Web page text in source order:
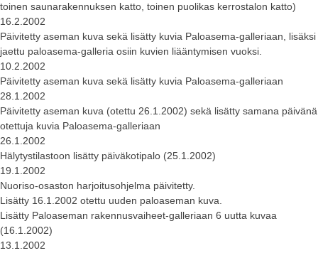
toinen saunarakennuksen katto, toinen puolikas kerrostalon katto)
16.2.2002
Päivitetty aseman kuva sekä lisätty kuvia Paloasema-galleriaan, lisäksi
jaettu paloasema-galleria osiin kuvien liääntymisen vuoksi.
10.2.2002
Päivitetty aseman kuva sekä lisätty kuvia Paloasema-galleriaan
28.1.2002
Päivitetty aseman kuva (otettu 26.1.2002) sekä lisätty samana päivänä
otettuja kuvia Paloasema-galleriaan
26.1.2002
Hälytystilastoon lisätty päiväkotipalo (25.1.2002)
19.1.2002
Nuoriso-osaston harjoitusohjelma päivitetty.
Lisätty 16.1.2002 otettu uuden paloaseman kuva.
Lisätty Paloaseman rakennusvaiheet-galleriaan 6 uutta kuvaa
(16.1.2002)
13.1.2002